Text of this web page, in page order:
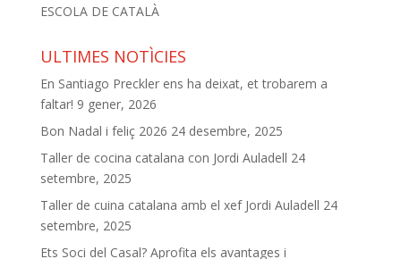
ESCOLA DE CATALÀ
ULTIMES NOTÌCIES
En Santiago Preckler ens ha deixat, et trobarem a
faltar! 9 gener, 2026
Bon Nadal i feliç 2026 24 desembre, 2025
Taller de cocina catalana con Jordi Auladell 24
setembre, 2025
Taller de cuina catalana amb el xef Jordi Auladell 24
setembre, 2025
Ets Soci del Casal? Aprofita els avantages i